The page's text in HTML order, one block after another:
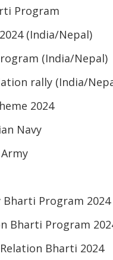
Program
(India/Nepal)
(India/Nepal)
rally (India/
2024
Navy
Bharti Program 2024
Bharti Program
Bharti 2024